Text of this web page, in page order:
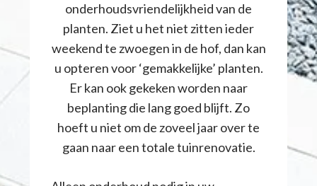
onderhoudsvriendelijkheid van de
planten. Ziet u het niet zitten ieder
weekend te zwoegen in de hof, dan kan
u opteren voor ‘gemakkelijke’ planten.
Er kan ook gekeken worden naar
beplanting die lang goed blijft. Zo
hoeft u niet om de zoveel jaar over te
gaan naar een totale tuinrenovatie.